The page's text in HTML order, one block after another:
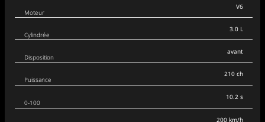
Moteur
Cylindrée
Disposition
V6
3.0 L
avant
Puissance
0-100
210 ch
10.2 s
200 km/h